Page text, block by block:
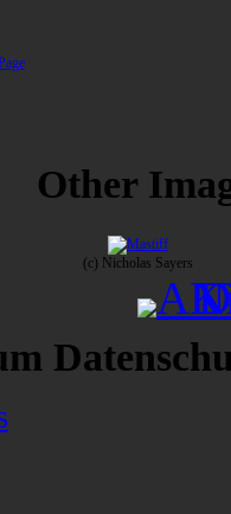
Other
(c) Nicholas Sayers